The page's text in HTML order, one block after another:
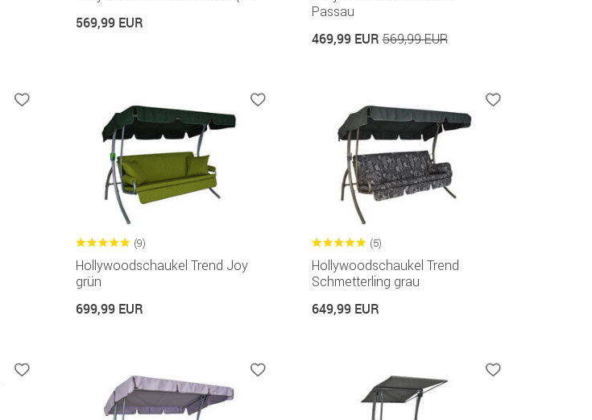
569,99 EUR
Passau
469,99 EUR569,99 EUR
(9)
Hollywoodschaukel Trend Joy
grün
699,99 EUR
(5)
Hollywoodschaukel Trend
Schmetterling grau
649,99 EUR